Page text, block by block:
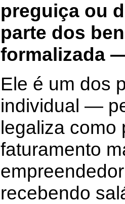
preguiça ou
parte dos
formalizada
Ele é um dos
individual —
legaliza
faturamento
recebendo